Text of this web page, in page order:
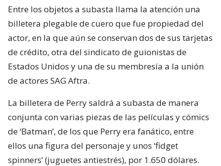
Entre los objetos a subasta llama la atención una
billetera plegable de cuero que fue propiedad del
actor, en la que aún se conservan dos de sus tarjetas
de crédito, otra del sindicato de guionistas de
Estados Unidos y una de su membresía a la unión
de actores SAG Aftra.
La billetera de Perry saldrá a subasta de manera
conjunta con varias piezas de las películas y cómics
de ‘Batman’, de los que Perry era fanático, entre
ellos una figura del personaje y unos ‘fidget
spinners’ (juguetes antiestrés), por 1.650 dólares.